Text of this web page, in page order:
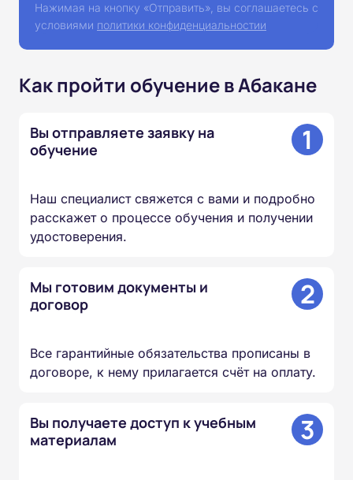
Нажимая на кнопку «Отправить», вы соглашаетесь с
условиями политики конфиденциальностии
Как пройти обучение в Абакане
Вы отправляете заявку на
обучение
1
Наш специалист свяжется с вами и подробно
расскажет о процессе обучения и получении
удостоверения.
Мы готовим документы и
договор
2
Все гарантийные обязательства прописаны в
договоре, к нему прилагается счёт на оплату.
Вы получаете доступ к учебным
материалам
3